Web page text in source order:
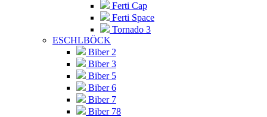
Ferti Cap
Ferti Space
Tornado 3
ESCHLBÖCK
Biber 2
Biber 3
Biber 5
Biber 6
Biber 7
Biber 78